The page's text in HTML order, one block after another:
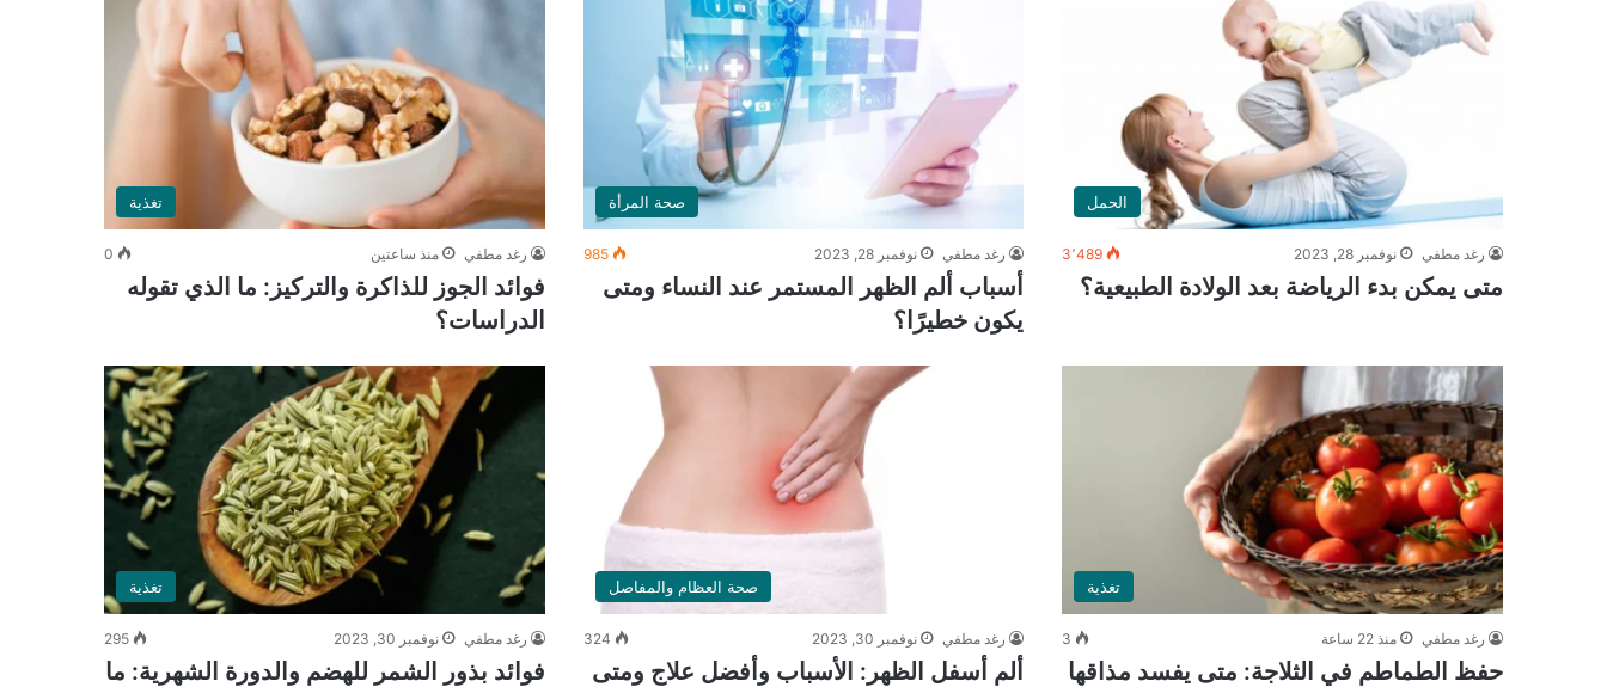
الحمل
رغد مطفي نوفمبر 28, 2023 3٬489
متى يمكن بدء الرياضة بعد الولادة الطبيعية؟
صحة المرأة
رغد مطفي نوفمبر 28, 2023 985
أسباب ألم الظهر المستمر عند النساء ومتى
يكون خطيرًا؟
تغذية
رغد مطفي منذ ساعتين 0
فوائد الجوز للذاكرة والتركيز: ما الذي تقوله
الدراسات؟
تغذية
رغد مطفي منذ 22 ساعة 3
حفظ الطماطم في الثلاجة: متى يفسد مذاقها
صحة العظام والمفاصل
رغد مطفي نوفمبر 30, 2023 324
ألم أسفل الظهر: الأسباب وأفضل علاج ومتى
تغذية
رغد مطفي نوفمبر 30, 2023 295
فوائد بذور الشمر للهضم والدورة الشهرية: ما